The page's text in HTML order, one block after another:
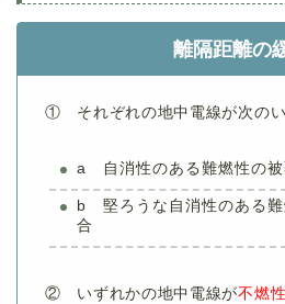
離隔距離の
① それぞれの地中電線が次のい
a 自消性のある難燃性の被
b 堅ろうな自消性のある
合
② いずれかの地中電線が不燃